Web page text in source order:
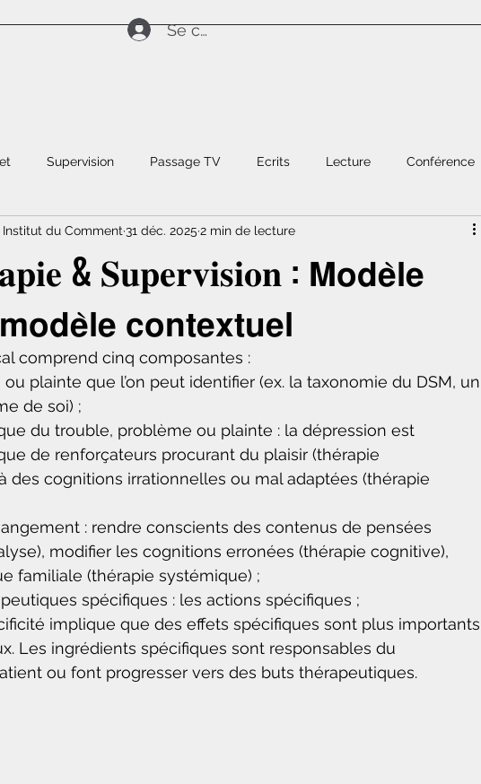
Se connecter
Supervision Passage TV Ecrits Lecture Conférence
& 𝐒𝐮𝐩𝐞𝐫𝐯𝐢𝐬𝐢𝐨𝐧 : 𝗠𝗼𝗱𝗲̀𝗹𝗲
𝗰𝗼𝗻𝘁𝗲𝘅𝘁𝘂𝗲𝗹
du Comment 31 déc. 2025 2 min de lecture
comprend cinq composantes :
plainte que l’on peut identifier (ex. la taxonomie du DSM, un
de soi) ;
du trouble, problème ou plainte : la dépression est
de renforçateurs procurant du plaisir (thérapie
des cognitions irrationnelles ou mal adaptées (thérapie
: rendre conscients des contenus de pensées
modifier les cognitions erronées (thérapie cognitive),
familiale (thérapie systémique) ;
spécifiques : les actions spécifiques ;
implique que des effets spécifiques sont plus importants
Les ingrédients spécifiques sont responsables du
ou font progresser vers des buts thérapeutiques.